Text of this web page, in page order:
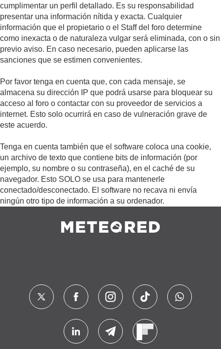
cumplimentar un perfil detallado. Es su responsabilidad
presentar una información nítida y exacta. Cualquier
información que el propietario o el Staff del foro determine
como inexacta o de naturaleza vulgar será eliminada, con o sin
previo aviso. En caso necesario, pueden aplicarse las
sanciones que se estimen convenientes.
Por favor tenga en cuenta que, con cada mensaje, se
almacena su dirección IP que podrá usarse para bloquear su
acceso al foro o contactar con su proveedor de servicios a
internet. Esto solo ocurrirá en caso de vulneración grave de
este acuerdo.
Tenga en cuenta también que el software coloca una cookie,
un archivo de texto que contiene bits de información (por
ejemplo, su nombre o su contraseña), en el caché de su
navegador. Esto SOLO se usa para mantenerle
conectado/desconectado. El software no recava ni envía
ningún otro tipo de información a su ordenador.